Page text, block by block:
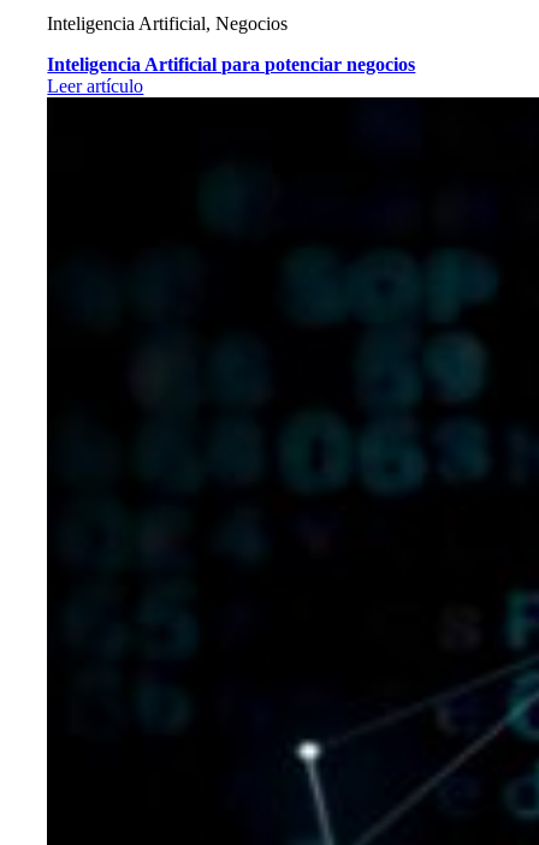
Inteligencia Artificial, Negocios
Inteligencia Artificial para potenciar negocios
Leer artículo